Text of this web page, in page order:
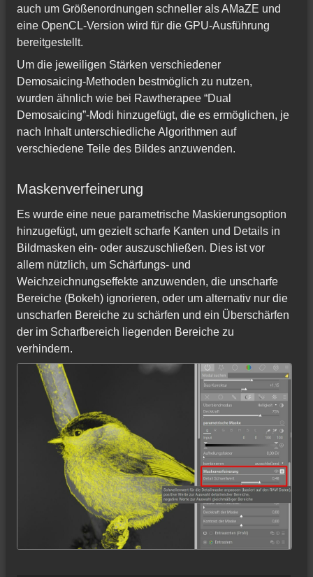
auch um Größenordnungen schneller als AMaZE und
eine OpenCL-Version wird für die GPU-Ausführung
bereitgestellt.
Um die jeweiligen Stärken verschiedener
Demosaicing-Methoden bestmöglich zu nutzen,
wurden ähnlich wie bei Rawtherapee “Dual
Demosaicing”-Modi hinzugefügt, die es ermöglichen, je
nach Inhalt unterschiedliche Algorithmen auf
verschiedene Teile des Bildes anzuwenden.
Maskenverfeinerung
Es wurde eine neue parametrische Maskierungsoption
hinzugefügt, um gezielt scharfe Kanten und Details in
Bildmasken ein- oder auszuschließen. Dies ist vor
allem nützlich, um Schärfungs- und
Weichzeichnungseffekte anzuwenden, die unscharfe
Bereiche (Bokeh) ignorieren, oder um alternativ nur die
unscharfen Bereiche zu schärfen und ein Überschärfen
der im Scharfbereich liegenden Bereiche zu
verhindern.